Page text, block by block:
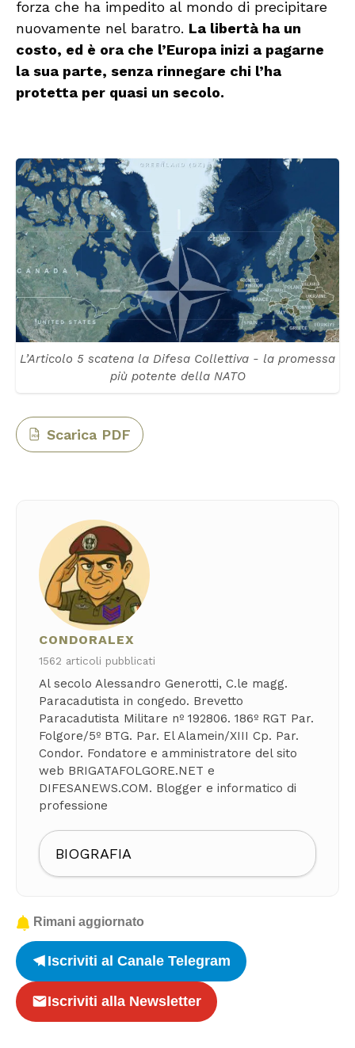
forza che ha impedito al mondo di precipitare
nuovamente nel baratro. La libertà ha un
costo, ed è ora che l’Europa inizi a pagarne
la sua parte, senza rinnegare chi l’ha
protetta per quasi un secolo.
L’Articolo 5 scatena la Difesa Collettiva - la promessa
più potente della NATO
PDF Scarica PDF
CONDORALEX
1562 articoli pubblicati
Al secolo Alessandro Generotti, C.le magg.
Paracadutista in congedo. Brevetto
Paracadutista Militare nº 192806. 186º RGT Par.
Folgore/5º BTG. Par. El Alamein/XIII Cp. Par.
Condor. Fondatore e amministratore del sito
web BRIGATAFOLGORE.NET e
DIFESANEWS.COM. Blogger e informatico di
professione
BIOGRAFIA
Rimani aggiornato
Iscriviti al Canale Telegram
Iscriviti alla Newsletter